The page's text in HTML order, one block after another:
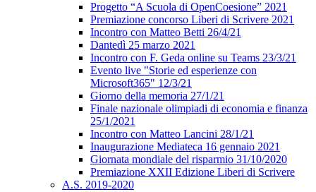
Progetto “A Scuola di OpenCoesione” 2021
Premiazione concorso Liberi di Scrivere 2021
Incontro con Matteo Betti 26/4/21
Dantedì 25 marzo 2021
Incontro con F. Geda online su Teams 23/3/21
Evento live "Storie ed esperienze con
Microsoft365" 12/3/21
Giorno della memoria 27/1/21
Finale nazionale olimpiadi di economia e finanza
25/1/2021
Incontro con Matteo Lancini 28/1/21
Inaugurazione Mediateca 16 gennaio 2021
Giornata mondiale del risparmio 31/10/2020
Premiazione XXII Edizione Liberi di Scrivere
A.S. 2019-2020